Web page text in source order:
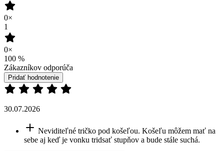
0×
1
0×
100 %
Zákazníkov odporúča
Pridať hodnotenie
30.07.2026
Neviditeľné tričko pod košeľou. Košeľu môžem mať na
sebe aj keď je vonku tridsať stupňov a bude stále suchá.